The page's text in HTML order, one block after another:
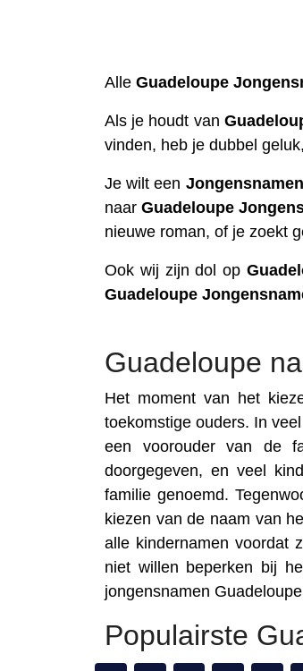
Alle Guadeloupe
Als je houdt van
vinden, heb je dubbel
Je wilt een Jongensnamen
naarGuadeloupe
nieuwe roman, of je zoekt
Ook wij zijn dol op
Guadeloupe
Guadeloupe
Het moment van het
toekomstige ouders. In
een voorouder van de
doorgegeven, en veel
familie genoemd.
kiezen van de naam van
alle kindernamen voordat
niet willen beperken bij
jongensnamen
Populairste